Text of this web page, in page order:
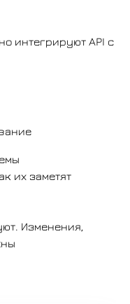
интегрируют API с
их заметят
Изменения,